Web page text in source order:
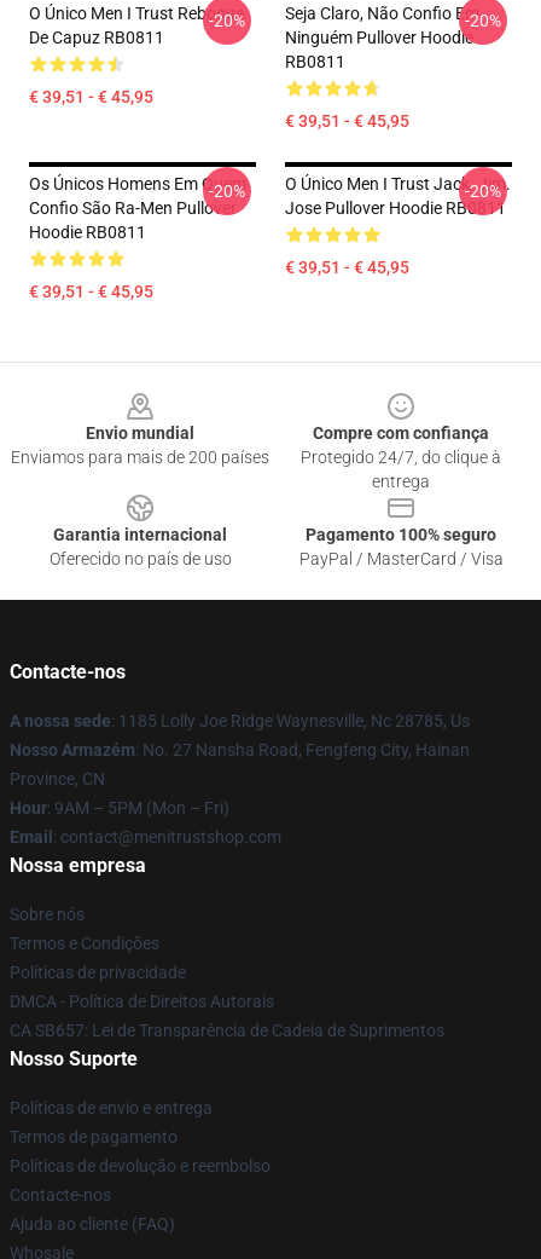
O Único Men I Trust Reboque
De Capuz RB0811
€ 39,51 - € 45,95
-20%
Seja Claro, Não Confio Em
Ninguém Pullover Hoodie
RB0811
€ 39,51 - € 45,95
-20%
Os Únicos Homens Em Quem
Confio São Ra-Men Pullover
Hoodie RB0811
€ 39,51 - € 45,95
-20%
O Único Men I Trust Jack. Jim.
Jose Pullover Hoodie RB0811
€ 39,51 - € 45,95
-20%
Envio mundial
Enviamos para mais de 200 países
Compre com confiança
Protegido 24/7, do clique à
entrega
Garantia internacional
Oferecido no país de uso
Pagamento 100% seguro
PayPal / MasterCard / Visa
Contacte-nos
A nossa sede: 1185 Lolly Joe Ridge Waynesville, Nc 28785, Us
Nosso Armazém: No. 27 Nansha Road, Fengfeng City, Hainan
Province, CN
Hour: 9AM – 5PM (Mon – Fri)
Email : contact@menitrustshop.com
Nossa empresa
Sobre nós
Termos e Condições
Políticas de privacidade
DMCA - Política de Direitos Autorais
CA SB657: Lei de Transparência de Cadeia de Suprimentos
Nosso Suporte
Políticas de envio e entrega
Termos de pagamento
Políticas de devolução e reembolso
Contacte-nos
Ajuda ao cliente (FAQ)
Whosale